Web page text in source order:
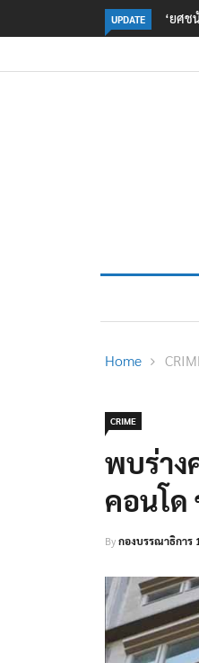
UPDATE
หยื่อเหตุ รร. เทพศิรินทร์ นนทบุรีตร. อ
เหตุเ
Home
CRIME
พบร่าง
คอนโด
Byกองบรรณาธิการ